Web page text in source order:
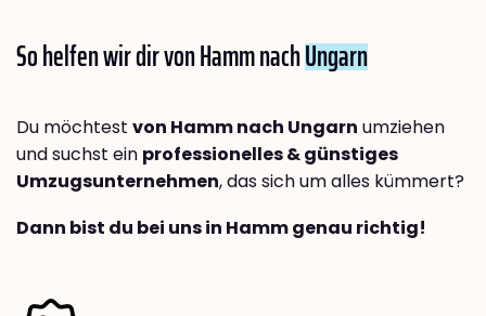
So helfen wir dir von Hamm nachUngarn
Du möchtest von Hamm nach Ungarn umziehen
und suchst ein professionelles & günstiges
Umzugsunternehmen, das sich um alles kümmert?
Dann bist du bei uns in Hamm genau richtig!